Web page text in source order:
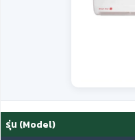
รุ่น (Model)